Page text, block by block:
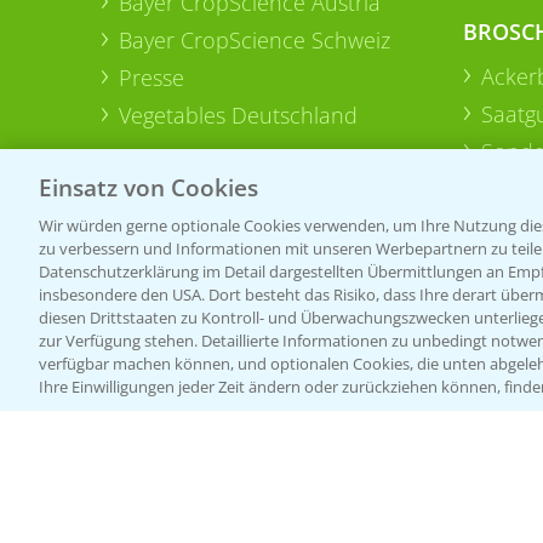
Bayer CropScience Schweiz
Presse
Vegetables Deutschland
Einsatz von Cookies
Wir würden gerne optionale Cookies verwenden, um Ihre Nutzung
zu verbessern und Informationen mit unseren Werbepartnern zu
Datenschutzerklärung im Detail dargestellten Übermittlungen an
insbesondere den USA. Dort besteht das Risiko, dass Ihre derart
diesen Drittstaaten zu Kontroll- und Überwachungszwecken
zur Verfügung stehen. Detaillierte Informationen zu unbedingt
verfügbar machen können, und optionalen Cookies, die unten
Ihre Einwilligungen jeder Zeit ändern oder zurückziehen können,